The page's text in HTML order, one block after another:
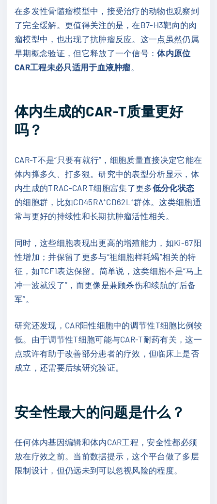
在多发性骨髓瘤模型中，接受治疗的动物也观察到
了完全缓解。更值得关注的是，在B7-H3靶向的肉
瘤模型中，也出现了抗肿瘤反应。这一点虽然仍属
早期概念验证，但它释放了一个信号：体内原位
CAR工程未必只适用于血液肿瘤
体内生成的CAR-T质量更好
吗？
CAR-T不是“只要有就行”，细胞质量直接决定它能在
体内撑多久、打多狠。研究中的表型分析显示，体
内生成的TRAC-CAR T细胞富集了更多低分化状态
的细胞群，比如CD45RA⁺CD62L⁺群体。这类细胞通
常与更好的持续性和长期抗肿瘤活性相关。
同时，这些细胞表现出更高的增殖能力，如Ki-67阳
性增加；并保留了更多与“祖细胞样耗竭”相关的特
征，如TCF1表达保留。简单说，这类细胞不是“马上
冲一波就没了”，而更像是兼顾杀伤和续航的“后备
军”。
研究还发现，CAR阳性细胞中的调节性T细胞比例较
低。由于调节性T细胞可能与CAR-T耐药有关，这一
点或许有助于改善部分患者的疗效，但临床上是否
成立，还需要后续研究验证。
安全性最大的问题是什么？
任何体内基因编辑和体内CAR工程，安全性都必须
放在疗效之前。当前数据提示，这个平台做了多层
限制设计，但仍远未到可以忽视风险的程度。